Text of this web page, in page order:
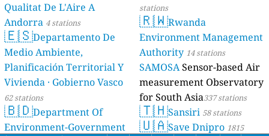
Qualitat De L'Aire A
Andorra 4 stations
🇪🇸Departamento De
Medio Ambiente,
Planificación Territorial Y
Vivienda · Gobierno Vasco
62 stations
🇧🇩Department Of
Environment-Government
stations
🇷🇼Rwanda
Environment Management
Authority 14 stations
SAMOSASensor-based Air
measurement Observatory
for South Asia337 stations
🇹🇭Sansiri 58 stations
🇺🇦Save Dnipro 1815